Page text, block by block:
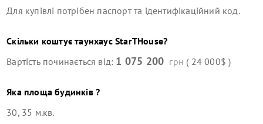
Для купівлі потрібен паспорт та ідентифікаційний код.
Скільки коштуєтаунхаус StarTHouse?
Вартість починається від: 1 075 200 грн ( 24 000$ )
Яка площа будинків ?
30, 35 м.кв.